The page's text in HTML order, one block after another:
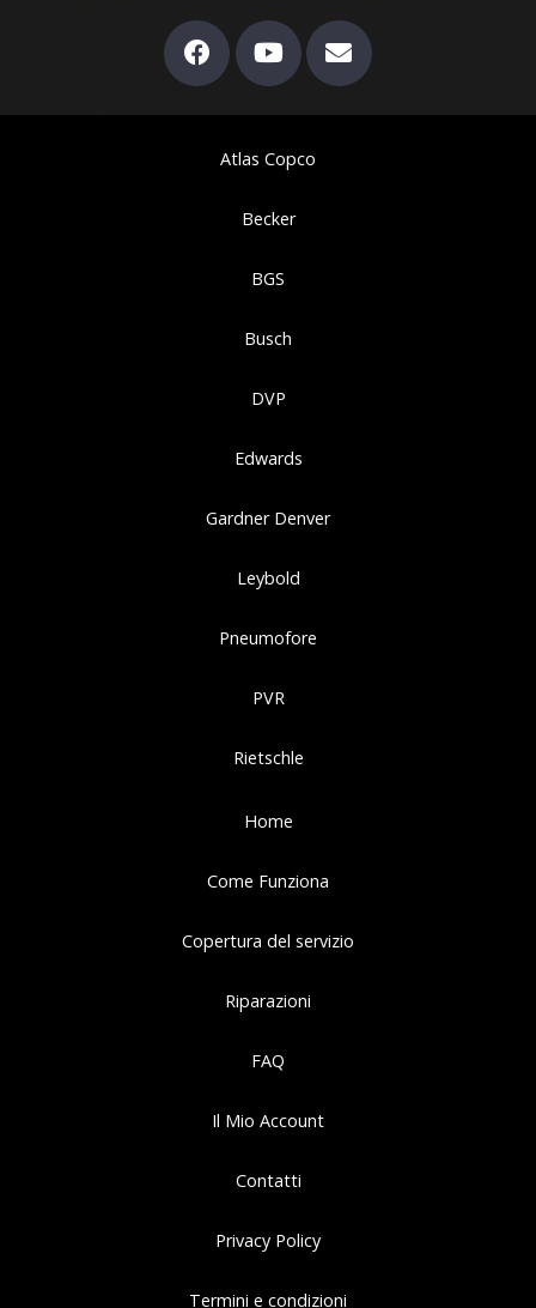
Atlas Copco
Becker
BGS
Busch
DVP
Edwards
Gardner Denver
Leybold
Pneumofore
PVR
Rietschle
Home
Come Funziona
Copertura del servizio
Riparazioni
FAQ
Il Mio Account
Contatti
Privacy Policy
Termini e condizioni